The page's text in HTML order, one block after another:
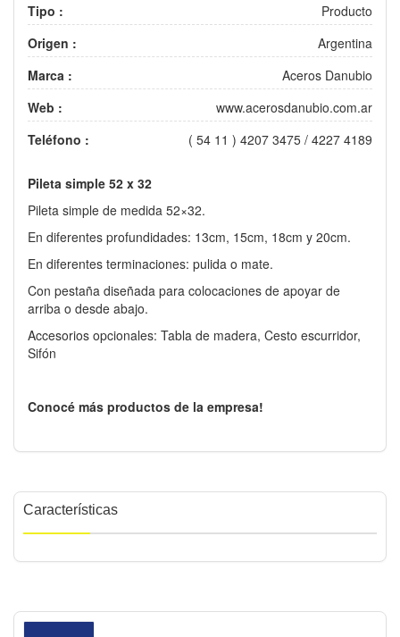
Tipo :
Producto
Origen :
Argentina
Marca :
Aceros Danubio
Web :
www.acerosdanubio.com.ar
Teléfono :
( 54 11 ) 4207 3475 / 4227 4189
Pileta simple 52 x 32
Pileta simple de medida 52×32.
En diferentes profundidades: 13cm, 15cm, 18cm y 20cm.
En diferentes terminaciones: pulida o mate.
Con pestaña diseñada para colocaciones de apoyar de
arriba o desde abajo.
Accesorios opcionales: Tabla de madera, Cesto escurridor,
Sifón
Conocé más productos de la empresa!
Características